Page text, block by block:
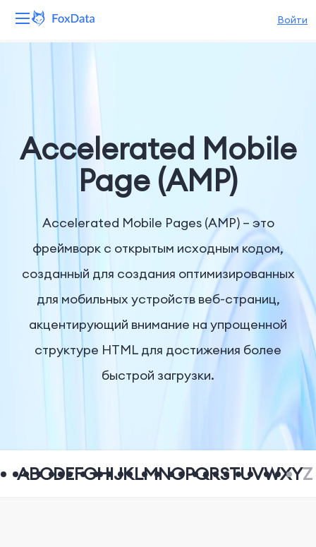
Войти
Решения
Цены
Компания
Accelerated Mobile
Page (AMP)
Accelerated Mobile Pages (AMP) – это
фреймворк с открытым исходным кодом,
созданный для создания оптимизированных
для мобильных устройств веб-страниц,
акцентирующий внимание на упрощенной
структуре HTML для достижения более
быстрой загрузки.
ABCDEFGHIJKLMNOPQRSTUVWXYZ